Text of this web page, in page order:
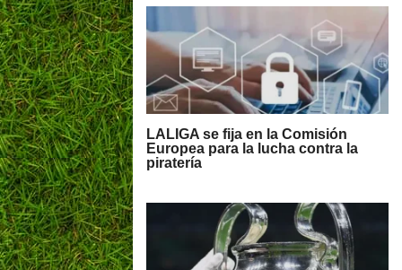
LALIGA se fija en la Comisión
Europea para la lucha contra la
piratería